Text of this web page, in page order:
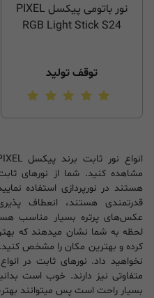
نور باتومی پیکسل PIXEL
RGB Light Stick S24
توقف تولید
مشاهده کنید. شما از نورهای
هستند در نورپردازی استفاده
قدرتمندی هستند، انعطاف
عکس‌های پرتره بسیار مناسب
لحظه به شما نشان میدهند که
کرده و بهترین مکان را مشخص
نخواهید داد. نورهای ثابت در
متفاوتی نیز دارند. خوب است
بسیار راحت است پس میتوانند